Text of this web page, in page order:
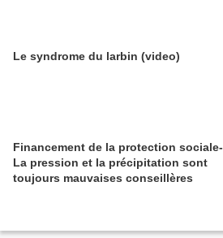
Le syndrome du larbin (video)
Financement de la protection sociale-
La pression et la précipitation sont
toujours mauvaises conseillères